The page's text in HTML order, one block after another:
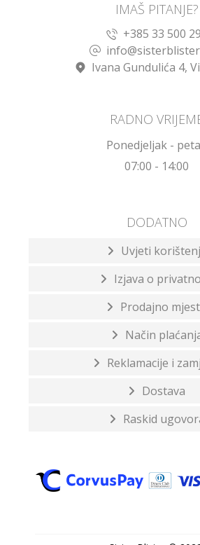
IMAŠ PITANJE?
+385 33 500
Ivana Gundulića 4,
RADNO
Ponedjeljak -
07:00 - 14:00
DODATNO
Uvjeti
Izjava o
Prodajno
Način
Reklamacije i
Dostava
Raskid